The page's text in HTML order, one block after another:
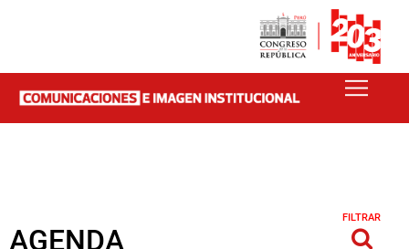
AGENDA
FILTRAR